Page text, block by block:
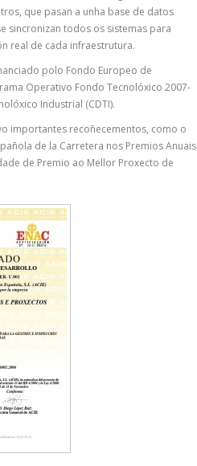
que pasan a unha base de datos
sincronizan todos os sistemas para
real de cada infraestrutura.
polo Fondo Europeo de
Operativo Fondo Tecnolóxico 2007-
Industrial (CDTI).
importantes recoñecementos, como o
de la Carretera nos Premios Anuais
de Premio ao Mellor Proxecto de